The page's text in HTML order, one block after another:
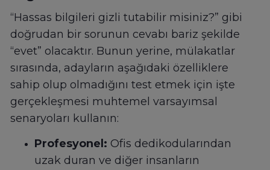
“Hassas bilgileri gizli tutabilir misiniz?” gibi
doğrudan bir sorunun cevabı bariz şekilde
“evet” olacaktır. Bunun yerine, mülakatlar
sırasında, adayların aşağıdaki özelliklere
sahip olup olmadığını test etmek için işte
gerçekleşmesi muhtemel varsayımsal
senaryoları kullanın:
Profesyonel: Ofis dedikodularından
uzak duran ve diğer insanların